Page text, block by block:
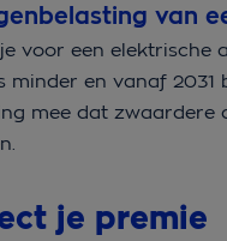
van
voor een elektrische
minder en vanaf
mee dat zwaardere
je premie